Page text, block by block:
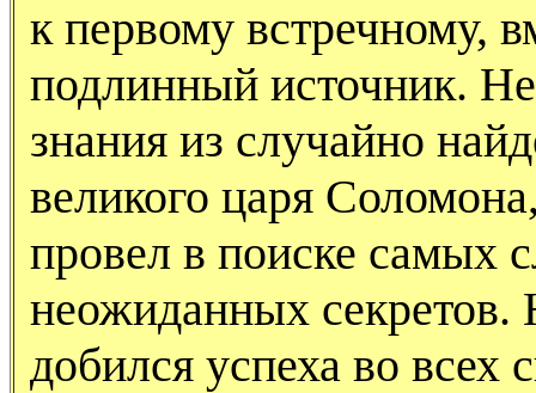
к первому встречному,
подлинный источник.
знания из случайно
великого царя
провел в поиске самых
неожиданных секретов.
добился успеха во всех